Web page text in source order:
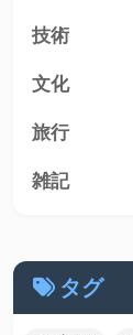
技術
文化
旅行
雑記
タグ